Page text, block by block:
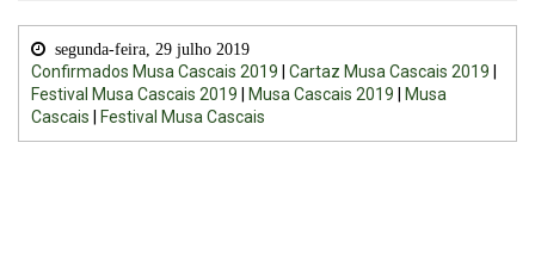
segunda-feira, 29 julho 2019
Confirmados Musa Cascais 2019 Cartaz Musa Cascais 2019
Festival Musa Cascais 2019
Musa Cascais 2019
Musa
Cascais
Festival Musa Cascais